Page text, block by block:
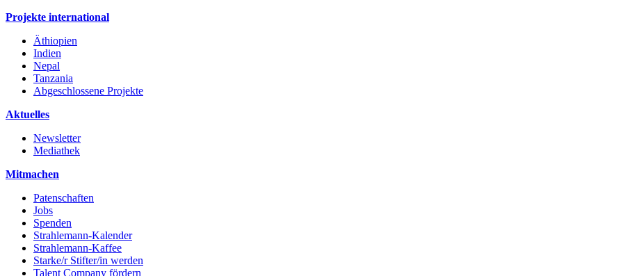
Projekte international
Äthiopien
Indien
Nepal
Tanzania
Abgeschlossene Projekte
Aktuelles
Newsletter
Mediathek
Mitmachen
Patenschaften
Jobs
Spenden
Strahlemann-Kalender
Strahlemann-Kaffee
Starke/r Stifter/in werden
Talent Company fördern